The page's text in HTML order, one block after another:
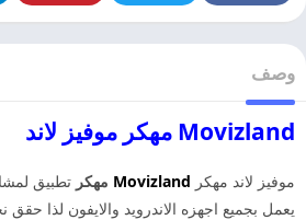
وصف
Movizland مهكر موفيز لاند
موفيز لاند مهكر Movizland مهكر تطبيق
يعمل بجميع اجهزه الاندرويد والايفون لذا حقق